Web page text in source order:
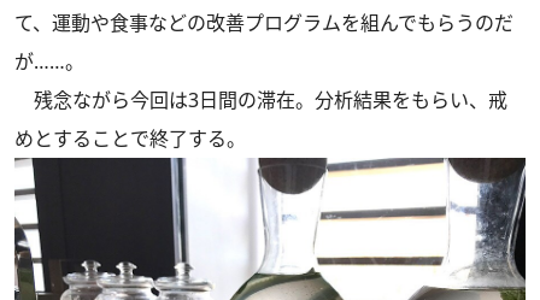
て、運動や食事などの改善プログラムを組んでもらうのだ
が……。
残念ながら今回は3日間の滞在。分析結果をもらい、戒
めとすることで終了する。